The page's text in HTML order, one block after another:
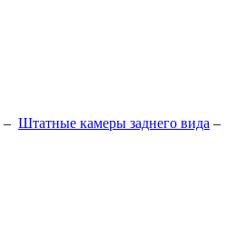
– Штатные камеры заднего вида –